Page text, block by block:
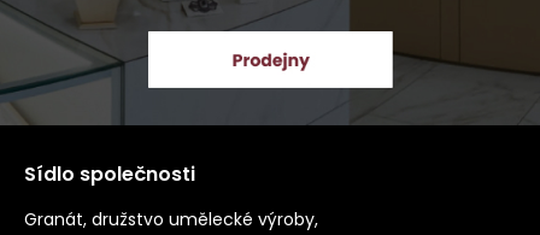
Sídlo společnosti
Granát, družstvo umělecké výroby,